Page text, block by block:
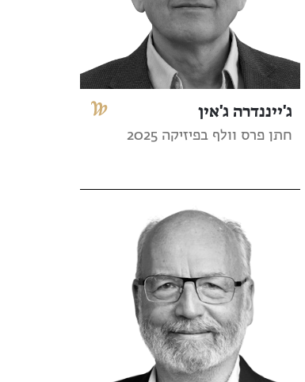
ג'ייננדרה ג'אין
חתן פרס וולף בפיזיקה 2025